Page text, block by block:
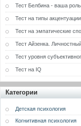
Тест Белбина - ваша
Тест на типы
Тест на эмпатические
Тест Айзенка.
Тест уровня
Тест на IQ
Категории
Детская психология
Когнитивная психология